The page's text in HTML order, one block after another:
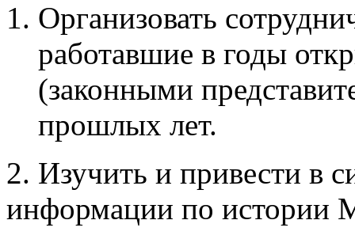
Организовать
работавшие в годы
(законными
прошлых лет.
2. Изучить и привести в
информации по